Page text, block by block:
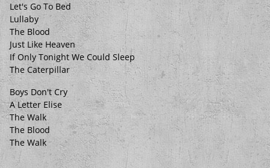
Let's Go To Bed
Lullaby
The Blood
Just Like Heaven
If Only Tonight We Could Sleep
The Caterpillar
Boys Don't Cry
A Letter Elise
The Walk
The Blood
The Walk